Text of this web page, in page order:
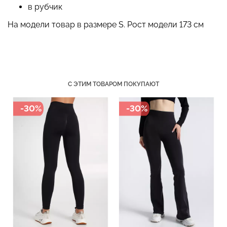
в рубчик
На модели товар в размере S. Рост модели 173 см
С ЭТИМ ТОВАРОМ ПОКУПАЮТ
-30% -30%
TRACKS SHAPE black
454 грн.649 грн.
(бежевый) Giulia
230 грн.329 грн.